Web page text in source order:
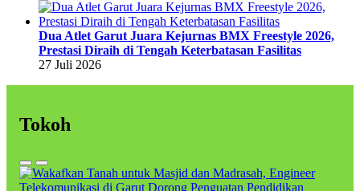
Dua Atlet Garut Juara Kejurnas BMX Freestyle 2026,
Prestasi Diraih di Tengah Keterbatasan Fasilitas
27 Juli 2026
Tokoh